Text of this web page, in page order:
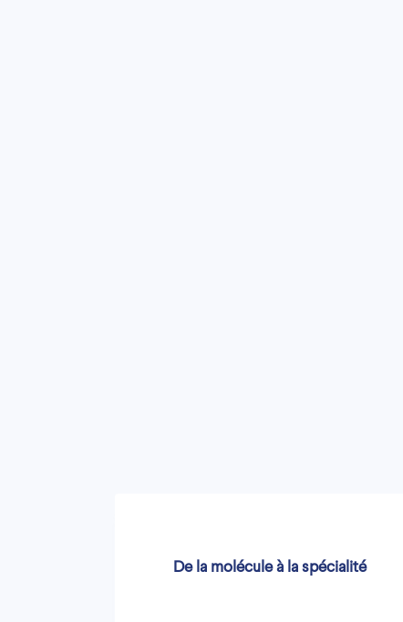
De la molécule à la spécialité